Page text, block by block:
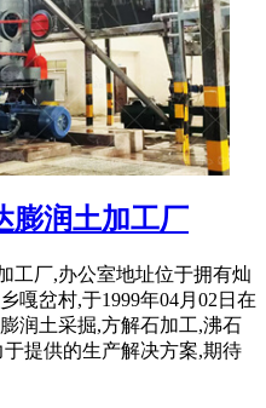
膨润土加工厂
工厂,办公室地址位于拥有灿
嘎岔村,于1999年04月02日在
润土采掘,方解石加工,沸石
提供的生产解决方案,期待